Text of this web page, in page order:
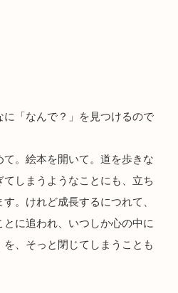
「なんで？」を見つけるので
。絵本を開いて。道を歩きな
しまうようなことにも、立ち
。けれど成長するにつれて、
とに追われ、いつしか心の中に
、そっと閉じてしまうことも